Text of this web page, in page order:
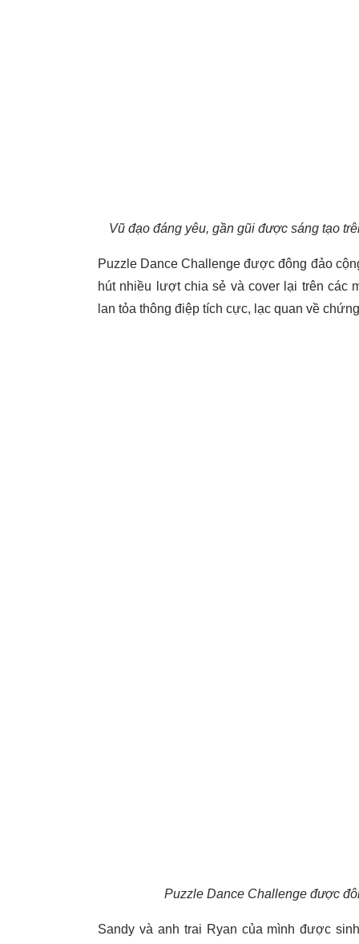
Vũ đạo đáng yêu, gần gũi được sáng tạo
Puzzle Dance Challenge được đông đảo
hút nhiều lượt chia sẻ và cover lại trên các
lan tỏa thông điệp tích cực, lạc quan về
Puzzle Dance Challenge được
Sandy và anh trai Ryan của mình được